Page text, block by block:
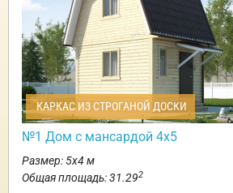
КАРКАС ИЗ СТРОГАНОЙ ДОСКИ
№1 Дом с мансардой 4х5
Размер: 5х4 м
Общая площадь: 31.292